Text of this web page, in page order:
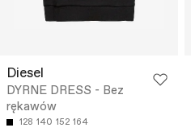
Diesel
DYRNE DRESS - Bez
rękawów
128 140 152 164